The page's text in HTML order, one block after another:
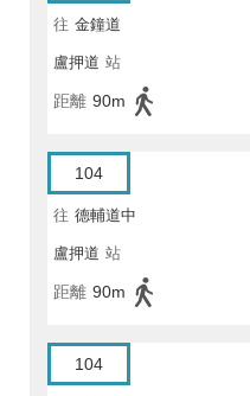
往 金鐘道
盧押道 站
距離 90m
104
往 德輔道中
盧押道 站
距離 90m
104